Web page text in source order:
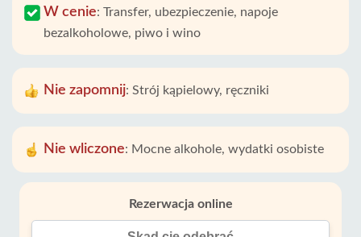
W cenie: Transfer, ubezpieczenie, napoje
bezalkoholowe, piwo i wino
Nie zapomnij: Strój kąpielowy, ręczniki
Nie wliczone: Mocne alkohole, wydatki osobiste
Rezerwacja online